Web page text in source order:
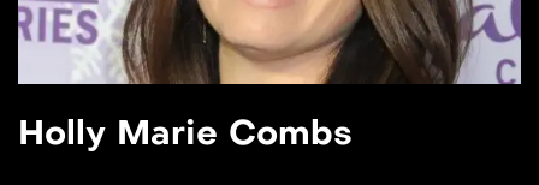
Holly Marie Combs